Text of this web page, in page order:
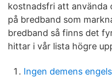
kostnadsfri att använda
på bredband som
bredband så finns det
hittar i vår lista högre
Ingen demens